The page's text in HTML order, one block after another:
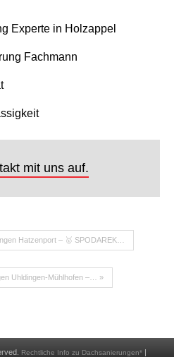
mit uns auf.
Hatzenport – 🥇 SPODAREK…
Uhldingen-Mühlhofen –… »
Rechtliche Info zu Dachsanierungen* |